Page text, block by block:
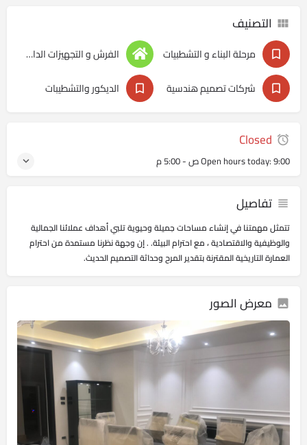
التصنيف
مرحلة البناء و التشطبيات
الفرش و التجهيزات الداخليه
شركات تصميم هندسية
الديكور والتشطيبات
Closed
Open hours today:9:00 ص - 5:00 م
تفاصيل
تتمثل مهمتنا في إنشاء مساحات جميلة وحيوية تلبي أهداف عملائنا الجمالية
والوظيفية والاقتصادية ، مع احترام البيئة. . إن وجهة نظرنا مستمدة من احترام
العمارة التاريخية المقترنة بتقدير المرح وحداثة التصميم الحديث.
معرض الصور